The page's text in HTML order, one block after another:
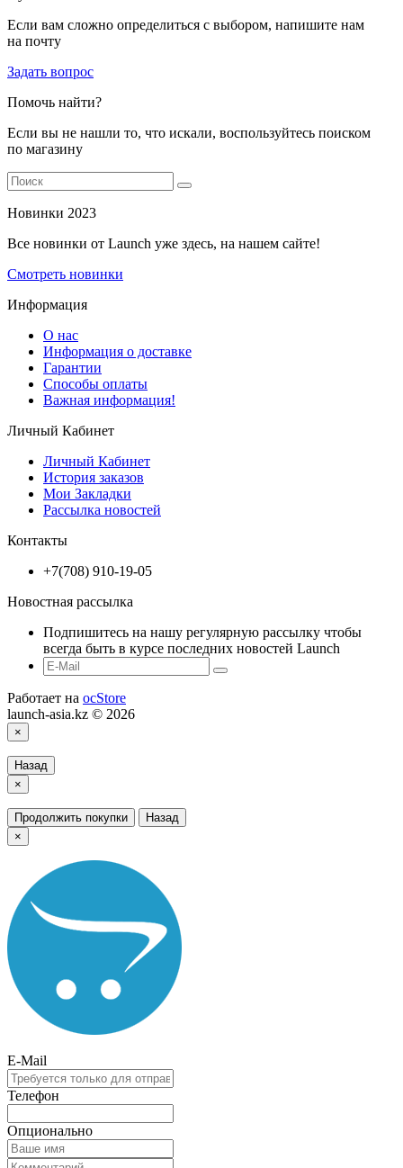
Если вам сложно определиться с выбором, напишите нам
на почту
Задать вопрос
Помочь найти?
Если вы не нашли то, что искали, воспользуйтесь поиском
по магазину
Новинки 2023
Все новинки от Launch уже здесь, на нашем сайте!
Смотреть новинки
Информация
О нас
Информация о доставке
Гарантии
Способы оплаты
Важная информация!
Личный Кабинет
Личный Кабинет
История заказов
Мои Закладки
Рассылка новостей
Контакты
+7(708) 910-19-05
Новостная рассылка
Подпишитесь на нашу регулярную рассылку чтобы
всегда быть в курсе последних новостей Launch
Работает на ocStore
launch-asia.kz © 2026
×
Назад
×
Продолжить покупки
Назад
×
E-Mail
Телефон
Опционально